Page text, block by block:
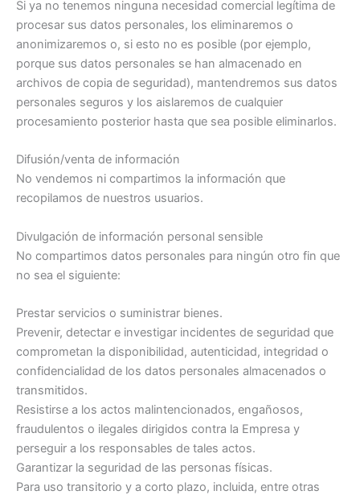
Si ya no tenemos ninguna necesidad comercial legítima de
procesar sus datos personales, los eliminaremos o
anonimizaremos o, si esto no es posible (por ejemplo,
porque sus datos personales se han almacenado en
archivos de copia de seguridad), mantendremos sus datos
personales seguros y los aislaremos de cualquier
procesamiento posterior hasta que sea posible eliminarlos.
Difusión/venta de información
No vendemos ni compartimos la información que
recopilamos de nuestros usuarios.
Divulgación de información personal sensible
No compartimos datos personales para ningún otro fin que
no sea el siguiente:
Prestar servicios o suministrar bienes.
Prevenir, detectar e investigar incidentes de seguridad que
comprometan la disponibilidad, autenticidad, integridad o
confidencialidad de los datos personales almacenados o
transmitidos.
Resistirse a los actos malintencionados, engañosos,
fraudulentos o ilegales dirigidos contra la Empresa y
perseguir a los responsables de tales actos.
Garantizar la seguridad de las personas físicas.
Para uso transitorio y a corto plazo, incluida, entre otras